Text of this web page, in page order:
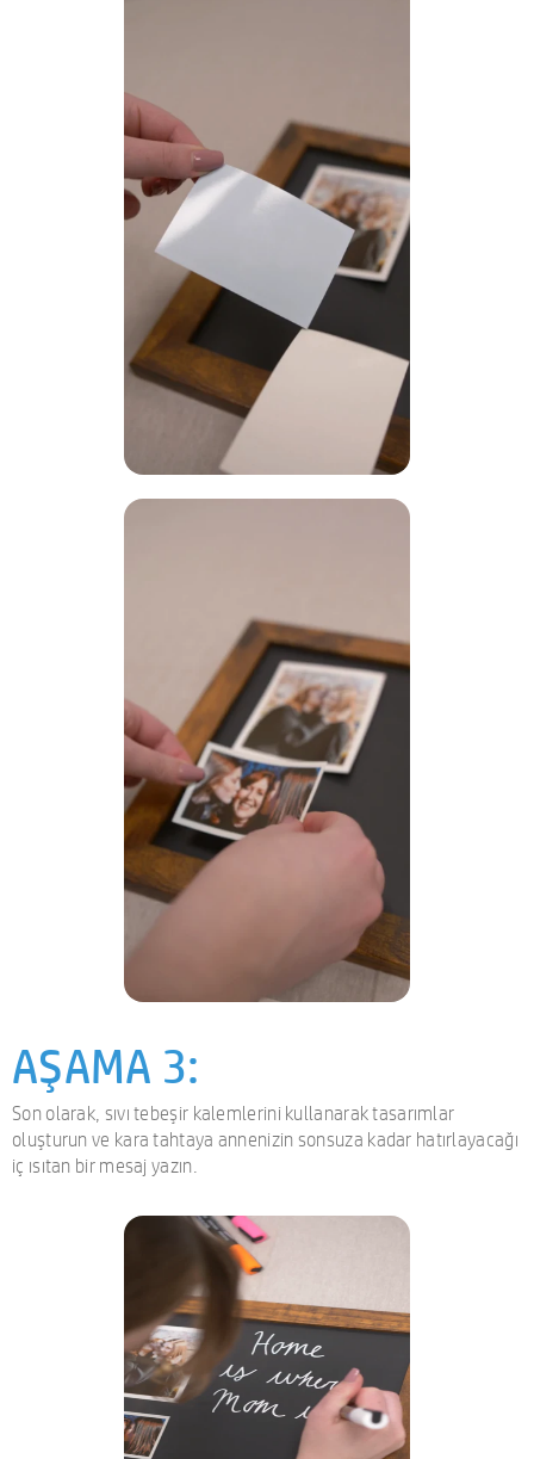
AŞAMA 3:
Son olarak, sıvı tebeşir kalemlerini kullanarak tasarımlar
oluşturun ve kara tahtaya annenizin sonsuza kadar hatırlayacağı
iç ısıtan bir mesaj yazın.